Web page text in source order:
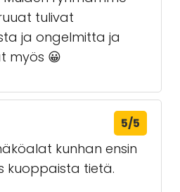
tulivat
ja ongelmitta ja
myös 😀
5/5
kunhan ensin
kuoppaista tietä.